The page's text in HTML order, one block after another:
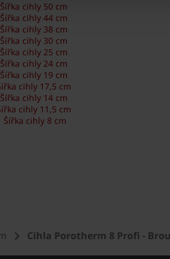
Šířka cihly 50 cm
Šířka cihly 44 cm
Šířka cihly 38 cm
Šířka cihly 30 cm
Šířka cihly 25 cm
Šířka cihly 24 cm
Šířka cihly 19 cm
cihly 17,5 cm
Šířka cihly 14 cm
cihly 11,5 cm
Šířka cihly 8 cm
Cihla Porotherm 8 Profi -